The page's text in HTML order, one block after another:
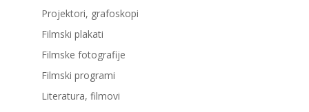
Projektori, grafoskopi
Filmski plakati
Filmske fotografije
Filmski programi
Literatura, filmovi